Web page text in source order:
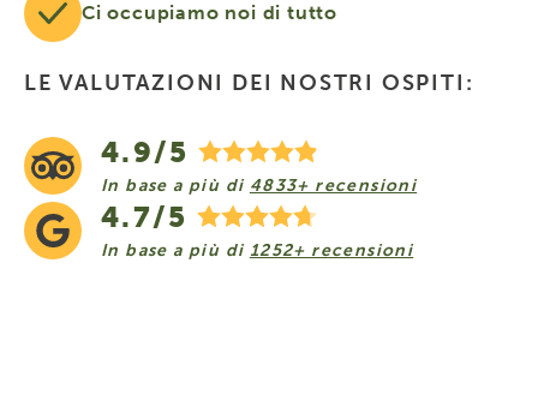
Ci occupiamo noi di tutto
LE VALUTAZIONI DEI NOSTRI OSPITI:
4.9/5
In base a più di 4833+ recensioni
4.7/5
In base a più di 1252+ recensioni